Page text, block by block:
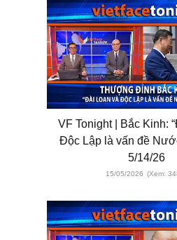
VF Tonight | Bắc Kinh:
Độc Lập là vấn đề
5/14/26
15/05/2026 (Xem: